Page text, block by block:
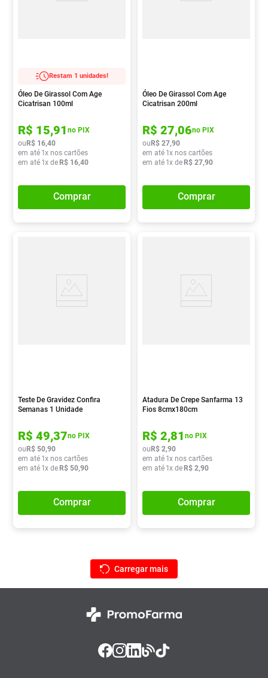
Restam 1 unidades!
Óleo De Girassol Com Age
Cicatrisan 100ml
R$ 15,91 no PIX
ouR$ 16,40
em até 1x nos cartões
em até 1x deR$ 16,40
Comprar
Óleo De Girassol Com Age
Cicatrisan 200ml
R$ 27,06no PIX
ouR$ 27,90
em até 1x nos cartões
em até 1x deR$ 27,90
Comprar
Teste De Gravidez Confira
Semanas 1 Unidade
R$ 49,37no PIX
ouR$ 50,90
em até 1x nos cartões
em até 1x deR$ 50,90
Comprar
Atadura De Crepe Sanfarma 13
Fios 8cmx180cm
R$ 2,81 no PIX
ouR$ 2,90
em até 1x nos cartões
em até 1x deR$ 2,90
Comprar